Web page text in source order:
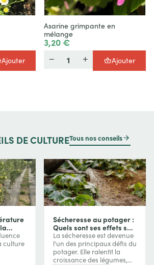
Ajouter
Asarine grimpante en
mélange
3,20 €
Ajouter
DE CULTURETous nos conseils
culture
Sécheresse au potager :
Quels sont ses effets sur
vos cultures et comment
les protéger ?
La sécheresse est devenue
l'un des principaux défis du
potager. Elle ralentit la
croissance des légumes,